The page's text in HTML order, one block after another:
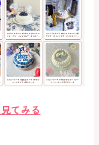
てみる